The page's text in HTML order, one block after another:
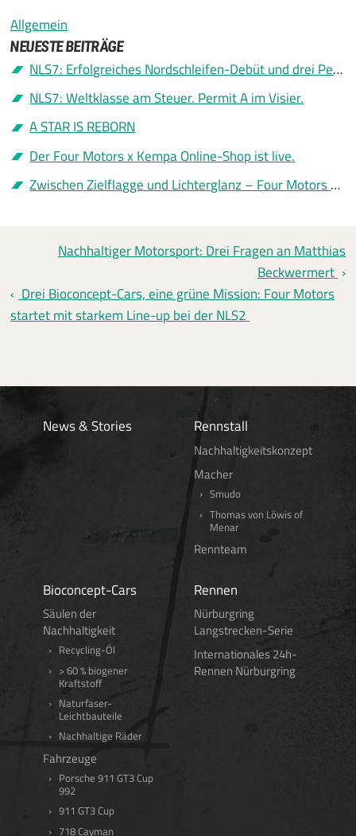
Allgemein
NEUESTE BEITRÄGE
NLS7: Erfolgreiches Nordschleifen-Debüt und drei Permit A
NLS7: Weltklasse am Steuer. Permit A im Visier.
A STAR IS REBORN
Der Four Motors x Kempa Online-Shop ist live.
Zwischen Zielflagge und Lichterglanz – Four Motors sagt Danke
Nachhaltiger Motorsport: Drei Fragen an Matthias
Beckwermert
Drei Bioconcept-Cars, eine grüne Mission: Four Motors
startet mit starkem Line-up bei der NLS2
News & Stories Rennstall
Nachhaltigkeitskonzept
Macher
Smudo
Thomas von Löwis of
Menar
Rennteam
Bioconcept-Cars
Säulen der
Nachhaltigkeit
Recycling-Öl
> 60 % biogener
Kraftstoff
Naturfaser-
Leichtbauteile
Nachhaltige Räder
Fahrzeuge
Porsche 911 GT3 Cup
992
911 GT3 Cup
718 Cayman
Rennen
Nürburgring
Langstrecken-Serie
Internationales 24h-
Rennen Nürburgring